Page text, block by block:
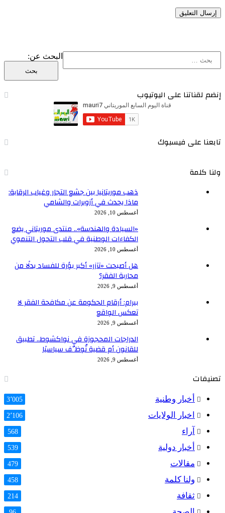
البحث عن:
إنضم لقناتنا على اليوتيوب
تابعنا على فيسبوك
ولنا كلمة
ذهب موريتانيا بين جشع التجار وغياب الرقابة:
ماذا يحدث في أزويرات والشامي
أغسطس 10, 2026
«السيادة والهندسة».. منتدى موريتاني يضع
الكفاءات الوطنية في قلب التحول التنموي
أغسطس 10, 2026
هل أصبحت «تآزر» أكبر بؤرة للفساد بدلًا من
محاربة الفقر؟
أغسطس 9, 2026
بيرام: أرقام الحكومة عن مكافحة الفقر لا
تعكس الواقع
أغسطس 9, 2026
الدراجات المحجوزة في نواكشوط.. تطبيق
للقانون أم قضية تُوظَّف سياسيًا
أغسطس 9, 2026
تصنيفات
أخبار وطنية 3٬005
اخبار الولايات 2٬106
آراء 568
أخبار دولية 539
مقالات 479
ولنا كلمة 458
ثقافة 214